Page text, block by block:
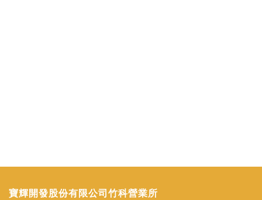
寶輝開發股份有限公司竹科營業所